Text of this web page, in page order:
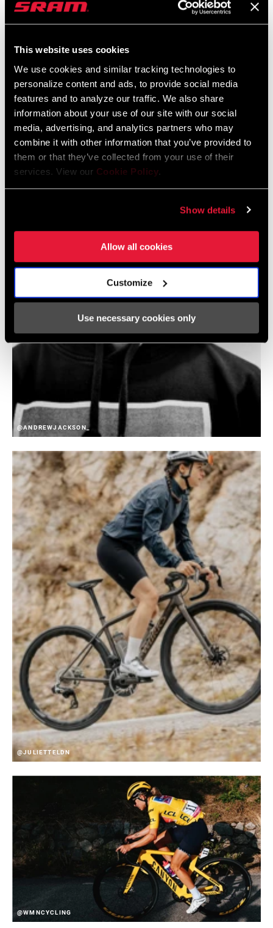
This website uses cookies
We use cookies and similar tracking technologies to
personalize content and ads, to provide social media
features and to analyze our traffic. We also share
information about your use of our site with our social
media, advertising, and analytics partners who may
combine it with other information that you’ve provided to
them or that they’ve collected from your use of their
services. View our Cookie Policy.
Show details
Allow all cookies
Customize
Use necessary cookies only
@LLORI_THE_SHARPEST
@ANDREWJACKSON_
@JULIETTELDN
@WMNCYCLING